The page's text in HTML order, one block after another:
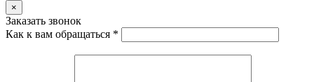
×
Заказать звонок
Как к вам обращаться *